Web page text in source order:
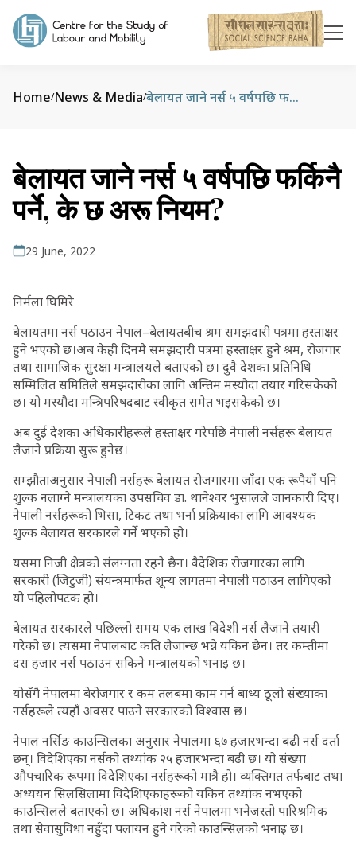
Home/News & Media/ बेलायत जाने नर्स ५ वर्षपछि फर्किनै पर्ने, के छ अरू नियम?
बेलायत जाने नर्स ५ वर्षपछि फर्किनै
पर्ने, के छ अरू नियम?
29 June, 2022
निर्मला घिमिरे
बेलायतमा नर्स पठाउन नेपाल–बेलायतबीच श्रम समझदारी पत्रमा हस्ताक्षर
हुने भएको छ।अब केही दिनमै समझदारी पत्रमा हस्ताक्षर हुने श्रम, रोजगार
तथा सामाजिक सुरक्षा मन्त्रालयले बताएको छ। दुवै देशका प्रतिनिधि
सम्मिलित समितिले समझदारीका लागि अन्तिम मस्यौदा तयार गरिसकेको
छ। यो मस्यौदा मन्त्रिपरिषदबाट स्वीकृत समेत भइसकेको छ।
अब दुई देशका अधिकारीहरूले हस्ताक्षर गरेपछि नेपाली नर्सहरू बेलायत
लैजाने प्रक्रिया सुरू हुनेछ।
सम्झौताअनुसार नेपाली नर्सहरू बेलायत रोजगारमा जाँदा एक रूपैयाँ पनि
शुल्क नलाग्ने मन्त्रालयका उपसचिव डा. थानेश्वर भुसालले जानकारी दिए।
नेपाली नर्सहरूको भिसा, टिकट तथा भर्ना प्रक्रियाका लागि आवश्यक
शुल्क बेलायत सरकारले गर्ने भएको हो।
यसमा निजी क्षेत्रको संलग्नता रहने छैन। वैदेशिक रोजगारका लागि
सरकारी (जिटुजी) संयन्त्रमार्फत शून्य लागतमा नेपाली पठाउन लागिएको
यो पहिलोपटक हो।
बेलायत सरकारले पछिल्लो समय एक लाख विदेशी नर्स लैजाने तयारी
गरेको छ। त्यसमा नेपालबाट कति लैजान्छ भन्ने यकिन छैन। तर कम्तीमा
दस हजार नर्स पठाउन सकिने मन्त्रालयको भनाइ छ।
योसँगै नेपालमा बेरोजगार र कम तलबमा काम गर्न बाध्य ठूलो संख्याका
नर्सहरूले त्यहाँ अवसर पाउने सरकारको विश्वास छ।
नेपाल नर्सिङ काउन्सिलका अनुसार नेपालमा ६७ हजारभन्दा बढी नर्स दर्ता
छन्। विदेशिएका नर्सको तथ्यांक २५ हजारभन्दा बढी छ। यो संख्या
औपचारिक रूपमा विदेशिएका नर्सहरूको मात्रै हो। व्यक्तिगत तर्फबाट तथा
अध्ययन सिलसिलामा विदेशिएकाहरूको यकिन तथ्यांक नभएको
काउन्सिलले बताएको छ। अधिकांश नर्स नेपालमा भनेजस्तो पारिश्रमिक
तथा सेवासुविधा नहुँदा पलायन हुने गरेको काउन्सिलको भनाइ छ।